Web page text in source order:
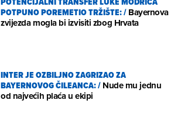
POTPUNO POREMETIO TRŽIŠTE:/Bayernova
zvijezda mogla bi izvisiti zbog Hrvata
INTER JE OZBILJNO ZAGRIZAO ZA
BAYERNOVOG ČILEANCA:/Nude mu jednu
od najvećih plaća u ekipi